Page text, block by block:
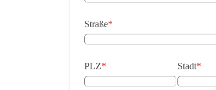
Straße*
PLZ* Stadt*